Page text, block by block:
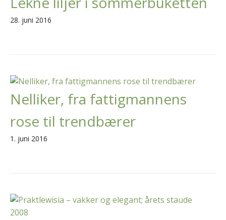
28. juni 2016
Nelliker, fra fattigmannens
rose til trendbærer
1. juni 2016